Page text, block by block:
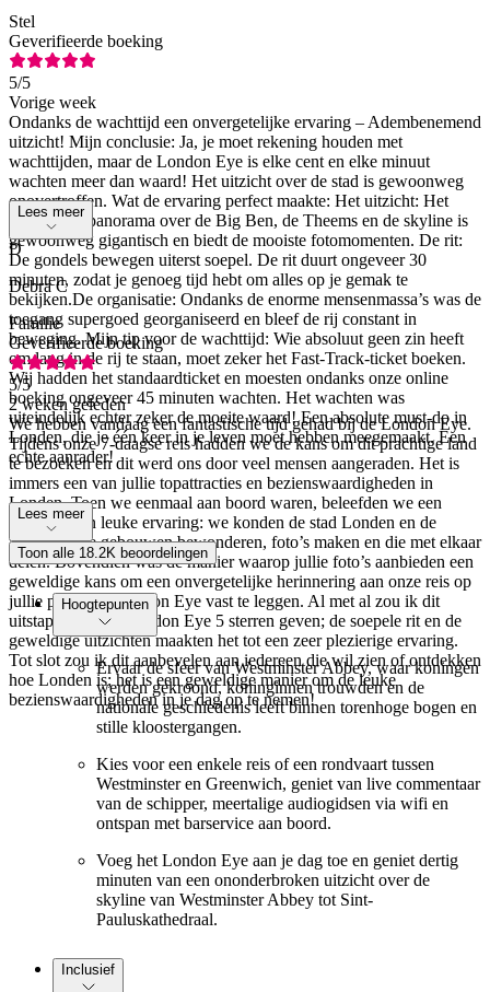
Stel
Geverifieerde boeking
5/5
Vorige week
Ondanks de wachttijd een onvergetelijke ervaring – Adembenemend
uitzicht! Mijn conclusie: Ja, je moet rekening houden met
wachttijden, maar de London Eye is elke cent en elke minuut
wachten meer dan waard! Het uitzicht over de stad is gewoonweg
onovertroffen. Wat de ervaring perfect maakte: Het uitzicht: Het
360-gradenpanorama over de Big Ben, de Theems en de skyline is
gewoonweg gigantisch en biedt de mooiste fotomomenten. De rit:
De gondels bewegen uiterst soepel. De rit duurt ongeveer 30
minuten, zodat je genoeg tijd hebt om alles op je gemak te
bekijken.De organisatie: Ondanks de enorme mensenmassa’s was de
toegang supergoed georganiseerd en bleef de rij constant in
beweging. Mijn tip voor de wachttijd: Wie absoluut geen zin heeft
om lang in de rij te staan, moet zeker het Fast-Track-ticket boeken.
Wij hadden het standaardticket en moesten ondanks onze online
boeking ongeveer 45 minuten wachten. Het wachten was
uiteindelijk echter zeker de moeite waard! Een absolute must-do in
Londen, die je één keer in je leven moet hebben meegemaakt. Een
echte aanrader!
Lees meer
D
Debra C
Familie
Geverifieerde boeking
5/5
2 weken geleden
We hebben vandaag een fantastische tijd gehad bij de London Eye.
Tijdens onze 7-daagse reis hadden we de kans om dit prachtige land
te bezoeken en dit werd ons door veel mensen aangeraden. Het is
immers een van jullie topattracties en bezienswaardigheden in
Londen. Toen we eenmaal aan boord waren, beleefden we een
plezierige en leuke ervaring: we konden de stad Londen en de
andere coole gebouwen bewonderen, foto’s maken en die met elkaar
delen. Bovendien was de manier waarop jullie foto’s aanbieden een
geweldige kans om een onvergetelijke herinnering aan onze reis op
jullie prachtige London Eye vast te leggen. Al met al zou ik dit
uitstapje naar de London Eye 5 sterren geven; de soepele rit en de
geweldige uitzichten maakten het tot een zeer plezierige ervaring.
Tot slot zou ik dit aanbevelen aan iedereen die wil zien of ontdekken
hoe Londen is; het is een geweldige manier om de leuke
bezienswaardigheden in je dag op te nemen!
Lees meer
Toon alle 18.2K beoordelingen
Hoogtepunten
Ervaar de sfeer van Westminster Abbey, waar koningen
werden gekroond, koninginnen trouwden en de
nationale geschiedenis leeft binnen torenhoge bogen en
stille kloostergangen.
Kies voor een enkele reis of een rondvaart tussen
Westminster en Greenwich, geniet van live commentaar
van de schipper, meertalige audiogidsen via wifi en
ontspan met barservice aan boord.
Voeg het London Eye aan je dag toe en geniet dertig
minuten van een ononderbroken uitzicht over de
skyline van Westminster Abbey tot Sint-
Pauluskathedraal.
Inclusief